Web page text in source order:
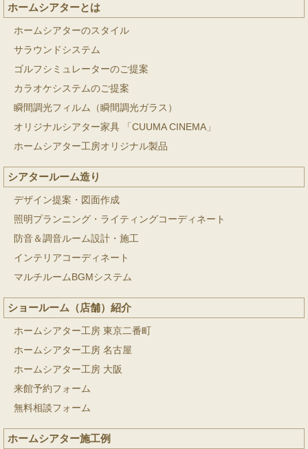
ホームシアターとは
ホームシアターのスタイル
サラウンドシステム
ゴルフシミュレーターのご提案
カラオケシステムのご提案
瞬間調光フィルム（瞬間調光ガラス）
オリジナルシアター家具 「CUUMA CINEMA」
ホームシアター工房オリジナル製品
シアタールーム造り
デザイン提案・図面作成
照明プランニング・ライティングコーディネート
防音＆調音ルーム設計・施工
インテリアコーディネート
マルチルームBGMシステム
ショールーム（店舗）紹介
ホームシアター工房 東京二番町
ホームシアター工房 名古屋
ホームシアター工房 大阪
来館予約フォーム
無料相談フォーム
ホームシアター施工例